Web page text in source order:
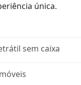
única.
sem caixa